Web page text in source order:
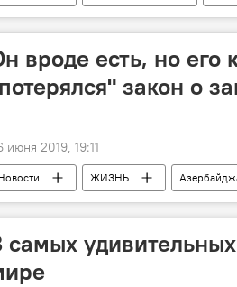
вроде есть, но
закон о
июня 2019, 19:11
ЖИЗНЬ
самых